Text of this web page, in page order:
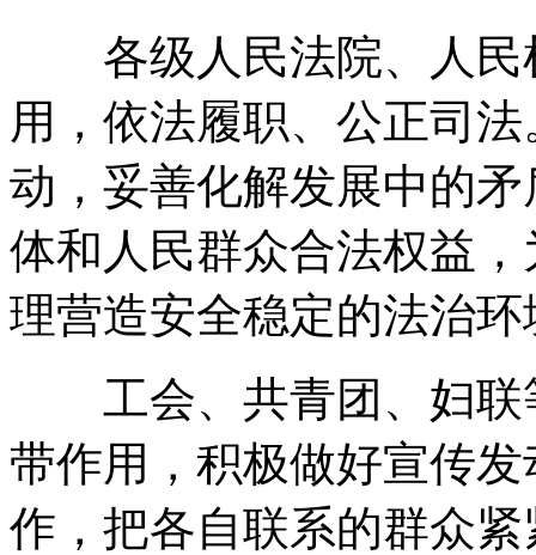
各级人民法院、人民
用 ， 依法履职、公正司法
动 ， 妥善化解发展中的矛
体和人民群众合法权益 ，
理营造安全稳定的法治
工会、共青团、妇联
带作用 ， 积极做好宣传
作 ， 把各自联系的群众